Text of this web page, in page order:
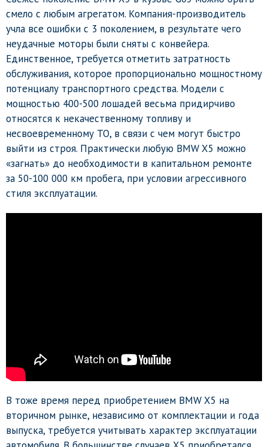
смело с любым агрегатом. Компания-производитель
учла все ошибки с 3 поколением, в результате чего
неудачные моторы были сняты с конвейера.
Единственное, требуется отметить затратность
обслуживания, которое пропорционально мощностному
потенциалу транспортного средства. Модели с
мощностью 400-500 лошадей весьма придирчиво
относятся к некачественному топливу и
несвоевременному ТО, в связи с чем могут быстро
выйти из строя. Практически любую BMW X5 можно
«загнать» до необходимости в капитальном ремонте
за 50-100 000 км пробега, при условии агрессивного
стиля эксплуатации.
В тоже время перед приобретением BMW X5 на
вторичном рынке, независимо от комплектации и года
выпуска, требуется учитывать характер эксплуатации